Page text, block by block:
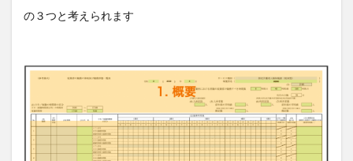
の３つと考えられます